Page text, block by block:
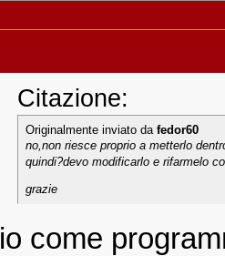
Citazione:
Originalmente inviato da fedor60
no,non riesce proprio a metterlo
quindi?devo modificarlo e rifarmelo
grazie
io come